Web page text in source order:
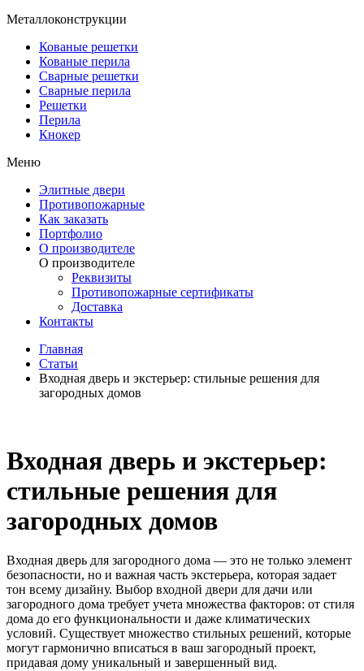
Металлоконструкции
Кованые решетки
Кованые перила
Сварные решетки
Сварные перила
Решетки
Перила
Кнокер
Меню
Элитные двери
Противопожарные
Как заказать
Портфолио
О производителе
О производителе
Реквизиты
Противопожарные сертификаты
Доставка
Контакты
Главная
Статьи
Входная дверь и экстерьер: стильные решения для
загородных домов
Входная дверь и экстерьер:
стильные решения для
загородных домов
Входная дверь для загородного дома — это не только элемент
безопасности, но и важная часть экстерьера, которая задает
тон всему дизайну. Выбор входной двери для дачи или
загородного дома требует учета множества факторов: от стиля
дома до его функциональности и даже климатических
условий. Существует множество стильных решений, которые
могут гармонично вписаться в ваш загородный проект,
придавая дому уникальный и завершенный вид.